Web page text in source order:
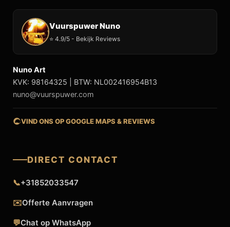
Vuurspuwer Nuno
⭐ 4.9/5 - Bekijk Reviews
Nuno Art
KVK: 98164325 | BTW: NL002416954B13
nuno@vuurspuwer.com
VIND ONS OP GOOGLE MAPS & REVIEWS
DIRECT CONTACT
📞+31852033547
✉️Offerte Aanvragen
💬Chat op WhatsApp